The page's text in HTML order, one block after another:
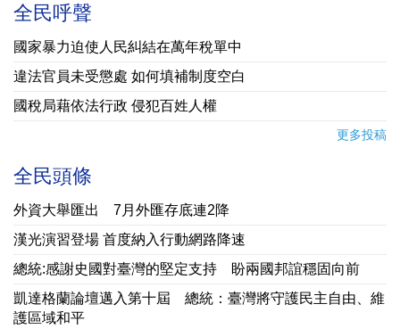
全民呼聲
國家暴力迫使人民糾結在萬年稅單中
違法官員未受懲處 如何填補制度空白
國稅局藉依法行政 侵犯百姓人權
更多投稿
全民頭條
外資大舉匯出 7月外匯存底連2降
漢光演習登場 首度納入行動網路降速
總統:感謝史國對臺灣的堅定支持 盼兩國邦誼穩固向前
凱達格蘭論壇邁入第十屆 總統：臺灣將守護民主自由、維
護區域和平